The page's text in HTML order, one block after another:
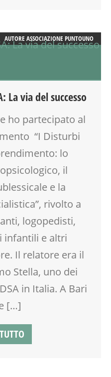
AUTORE ASSOCIAZIONE PUNTOUNO
La via del successo
ho partecipato al
“I Disturbi
lo
il
e la
rivolto a
logopedisti,
infantili e altri
Il relatore era il
Stella, uno dei
in Italia. A Bari
[…]